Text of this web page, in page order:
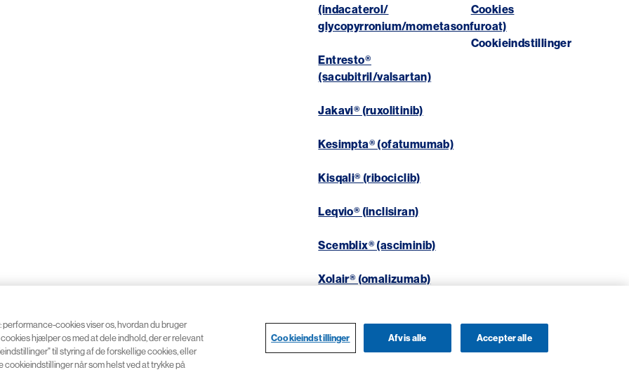
(indacaterol/
glycopyrronium/mometasonfuroat)
Entresto®
(sacubitril/valsartan)
Jakavi® (ruxolitinib)
Kesimpta® (ofatumumab)
Kisqali® (ribociclib)
Leqvio® (inclisiran)
Scemblix® (asciminib)
Xolair® (omalizumab)
Cookies
Cookieindstillinger
cookies viser os, hvordan du bruger
hjælper os med at dele indhold, der er relevant
til styring af de forskellige cookies, eller
når som helst ved at trykke på
Cookieindstillinger Afvis alle Accepter alle